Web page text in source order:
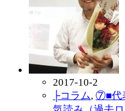
2017-10-2
├コラム, ⑦■代